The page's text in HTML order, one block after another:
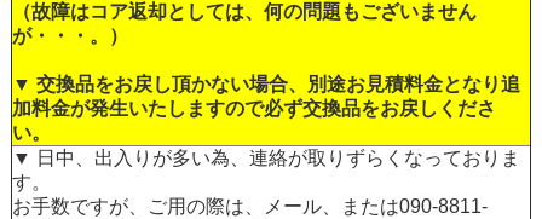
（故障はコア返却としては、何の問題もございません
が・・・。）
▼ 交換品をお戻し頂かない場合、別途お見積料金となり追
加料金が発生いたしますので必ず交換品をお戻しくださ
い。
▼ 日中、出入りが多い為、連絡が取りずらくなっておりま
す。
お手数ですが、ご用の際は、メール、または090-8811-